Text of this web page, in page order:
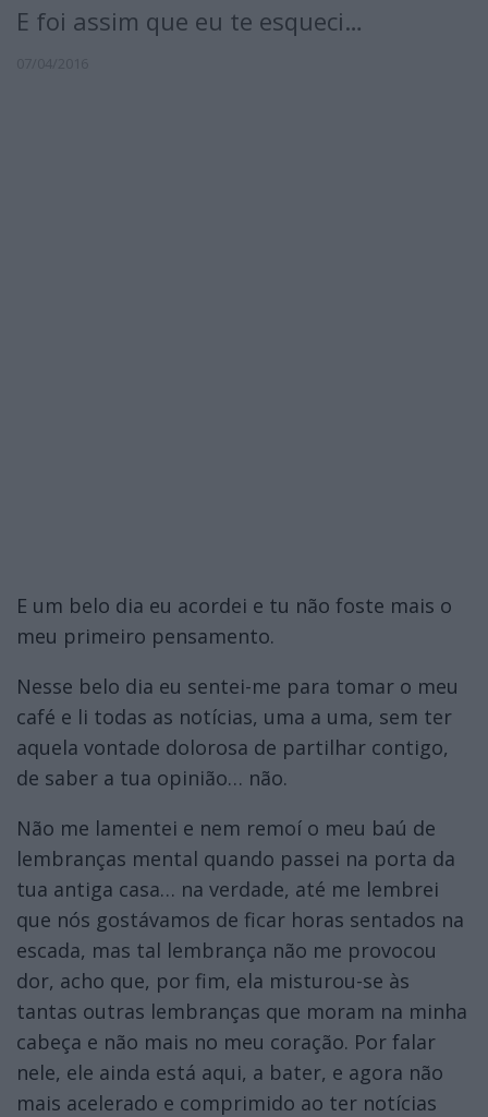
E foi assim que eu te esqueci…
E um belo dia eu acordei e tu não foste mais o
meu primeiro pensamento.
Nesse belo dia eu sentei-me para tomar o meu
café e li todas as notícias, uma a uma, sem ter
aquela vontade dolorosa de partilhar contigo,
de saber a tua opinião… não.
Não me lamentei e nem remoí o meu baú de
lembranças mental quando passei na porta da
tua antiga casa… na verdade, até me lembrei
que nós gostávamos de ficar horas sentados na
escada, mas tal lembrança não me provocou
dor, acho que, por fim, ela misturou-se às
tantas outras lembranças que moram na minha
cabeça e não mais no meu coração. Por falar
nele, ele ainda está aqui, a bater, e agora não
mais acelerado e comprimido ao ter notícias